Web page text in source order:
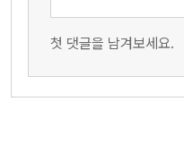
첫 댓글을 남겨보세요.